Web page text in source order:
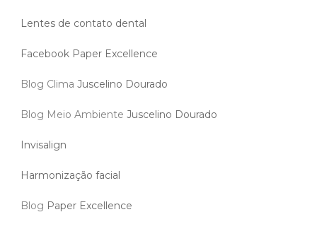
Lentes de contato dental
Facebook Paper Excellence
Blog Clima Juscelino Dourado
Blog Meio Ambiente Juscelino Dourado
Invisalign
Harmonização facial
Blog Paper Excellence